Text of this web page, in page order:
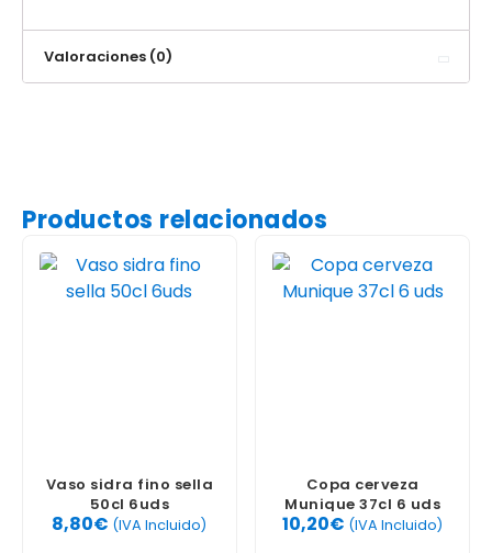
Valoraciones (0)
Productos relacionados
Vaso sidra fino sella
50cl 6uds
8,80€ (IVA Incluido)
Copa cerveza
Munique 37cl 6 uds
10,20€ (IVA Incluido)